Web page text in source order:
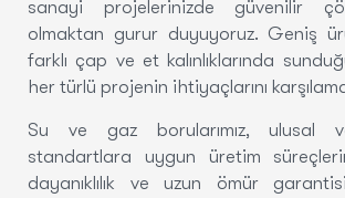
sanayi projelerinizde güvenilir
olmaktan gurur duyuyoruz. Geniş
farklı çap ve et kalınlıklarında
her türlü projenin ihtiyaçlarını
Su ve gaz borularımız, ulusal
standartlara uygun üretim
dayanıklılık ve uzun ömür